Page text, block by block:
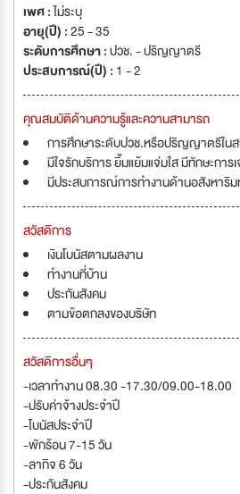
เพศ :ไม่ระบุ
อายุ(ปี) :25 - 35
ระดับการศึกษา :ปวช. - ปริญญาตรี
ประสบการณ์(ปี) : 1 - 2
คุณสมบัติด้านความรู้และความสามารถ
การศึกษาระดับปวช.หรือปริญญาตรีในส
มีใจรักบริการ ยิ้มแย้มแจ่มใส มีทักษะการ
มีประสบการณ์การทำงานด้านอสังหาริ
สวัสดิการ
เงินโบนัสตามผลงาน
ทำงานที่บ้าน
ประกันสังคม
ตามข้อตกลงของบริษัท
สวัสดิการอื่นๆ
-เวลาทำงาน 08.30 -17.30/09.00-18.00
-ปรับค่าจ้างประจำปี
-โบนัสประจำปี
-พักร้อน 7-15 วัน
-ลากิจ 6 วัน
-ประกันสังคม